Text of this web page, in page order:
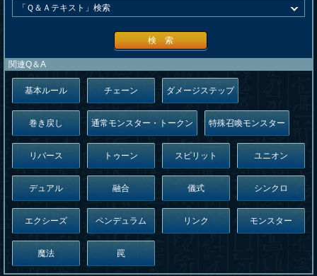
検 索
関連Q＆A
基本ルール チェーン ダメージステップ
巻き戻し 通常モンスター・トークン 特殊召喚モンスター
リバース トゥーン スピリット ユニオン
デュアル 融合 儀式 シンクロ
エクシーズ ペンデュラム リンク モンスター
魔法 罠